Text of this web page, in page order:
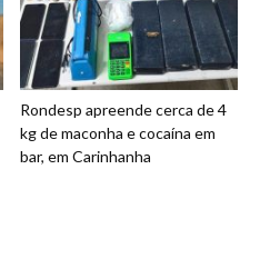
Rondesp apreende cerca de 4
kg de maconha e cocaína em
bar, em Carinhanha